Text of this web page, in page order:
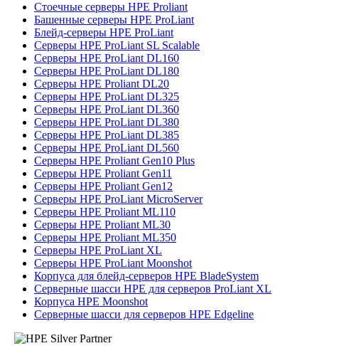
Стоечные серверы HPE Proliant
Башенные серверы HPE ProLiant
Блейд-серверы HPE ProLiant
Серверы HPE ProLiant SL Scalable
Серверы HPE ProLiant DL160
Серверы HPE ProLiant DL180
Серверы HPE Proliant DL20
Серверы HPE ProLiant DL325
Серверы HPE ProLiant DL360
Серверы HPE ProLiant DL380
Серверы HPE ProLiant DL385
Серверы HPE ProLiant DL560
Серверы HPE Proliant Gen10 Plus
Серверы HPE Proliant Gen11
Серверы HPE Proliant Gen12
Серверы HPE ProLiant MicroServer
Серверы HPE Proliant ML110
Серверы HPE Proliant ML30
Серверы HPE Proliant ML350
Серверы HPE ProLiant XL
Серверы HPE ProLiant Moonshot
Корпуса для блейд-серверов HPE BladeSystem
Серверные шасси HPE для серверов ProLiant XL
Корпуса HPE Moonshot
Серверные шасси для серверов HPE Edgeline